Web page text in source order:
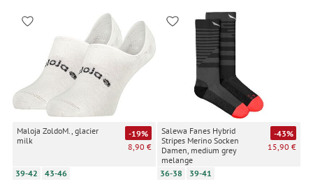
Maloja ZoldoM., glacier
milk
-19%
8,90 €
39-42 43-46
Salewa Fanes Hybrid
Stripes Merino Socken
Damen, medium grey
melange
-43%
15,90 €
36-38 39-41